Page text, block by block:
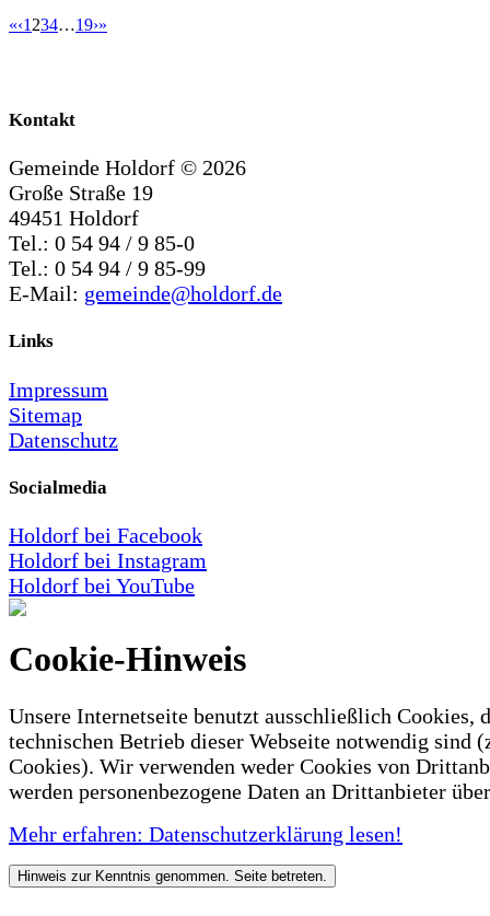
«‹1 234…19›»
Kontakt
Gemeinde Holdorf © 2026
Große Straße 19
49451 Holdorf
Tel.: 0 54 94 / 9 85-0
Tel.: 0 54 94 / 9 85-99
E-Mail: gemeinde@holdorf.de
Links
Impressum
Sitemap
Datenschutz
Socialmedia
Holdorf bei Facebook
Holdorf bei Instagram
Holdorf bei YouTube
Cookie-Hinweis
Unsere Internetseite benutzt ausschließlich Cookies,
technischen Betrieb dieser Webseite notwendig sind
Cookies). Wir verwenden weder Cookies von
werden personenbezogene Daten an Drittanbieter
Mehr erfahren: Datenschutzerklärung lesen!
Hinweis zur Kenntnis genommen. Seite betreten.